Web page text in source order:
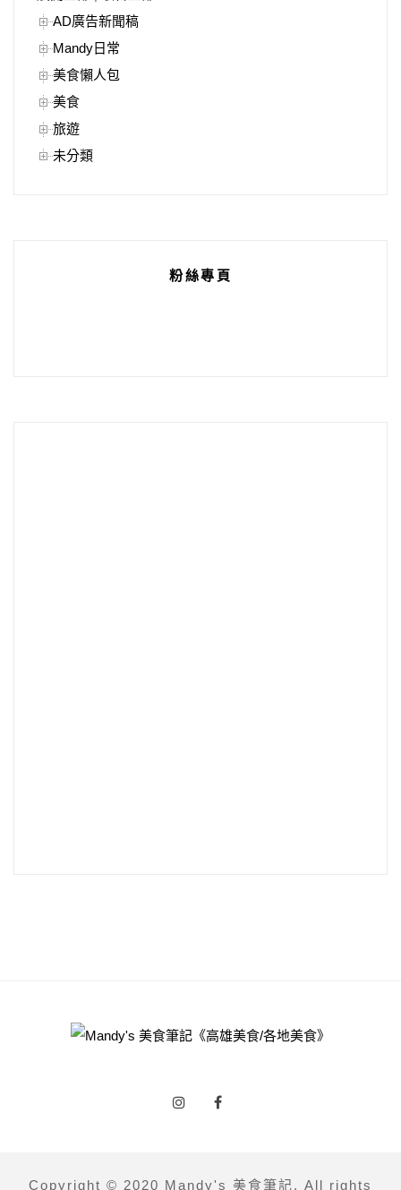
AD廣告新聞稿
Mandy日常
美食懶人包
美食
旅遊
未分類
粉絲專頁
Copyright © 2020 Mandy's 美食筆記. All rights